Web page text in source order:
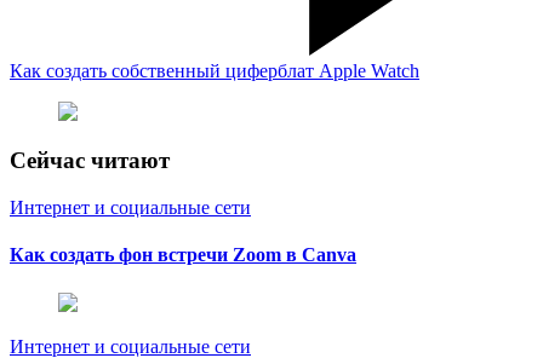
Как создать собственный циферблат Apple Watch
Сейчас читают
Интернет и социальные сети
Как создать фон встречи Zoom в Canva
Интернет и социальные сети